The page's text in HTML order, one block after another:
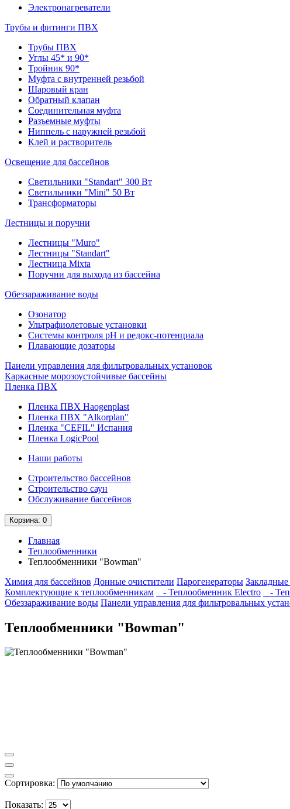
Электронагреватели
Трубы и фитинги ПВХ
Трубы ПВХ
Углы 45* и 90*
Тройник 90*
Муфта с внутренней резьбой
Шаровый кран
Обратный клапан
Соединительная муфта
Разъемные муфты
Ниппель с наружней резьбой
Клей и растворитель
Освещение для бассейнов
Светильники "Standart" 300 Вт
Светильники "Mini" 50 Вт
Трансформаторы
Лестницы и поручни
Лестницы "Muro"
Лестницы "Standart"
Лестница Mixta
Поручни для выхода из бассейна
Обеззараживание воды
Озонатор
Ультрафиолетовые установки
Системы контроля рН и редокс-потенциала
Плавающие дозаторы
Панели управления для фильтровальных установок
Каркасные морозоустойчивые бассейны
Пленка ПВХ
Пленка ПВХ Haogenplast
Пленка ПВХ "Alkorplan"
Пленка "CEFIL" Испания
Пленка LogicPool
Наши работы
Строительство бассейнов
Строительство саун
Обслуживание бассейнов
Корзина: 0
Главная
Теплообменники
Теплообменники "Bowman"
Химия для бассейнов Донные очистители Парогенераторы
Комплектующие к теплообменникам
- Теплообменник Electro -
Обеззараживание воды Панели управления для фильтровальных
Теплообменники "Bowman"
Сортировка:
Показать: